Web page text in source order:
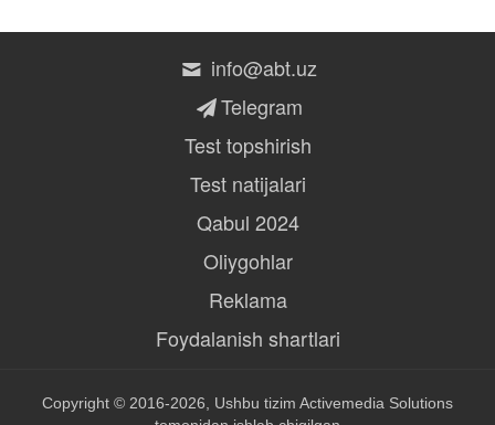
info@abt.uz
Telegram
Test topshirish
Test natijalari
Qabul 2024
Oliygohlar
Reklama
Foydalanish shartlari
Copyright © 2016-2026, Ushbu tizim Activemedia Solutions